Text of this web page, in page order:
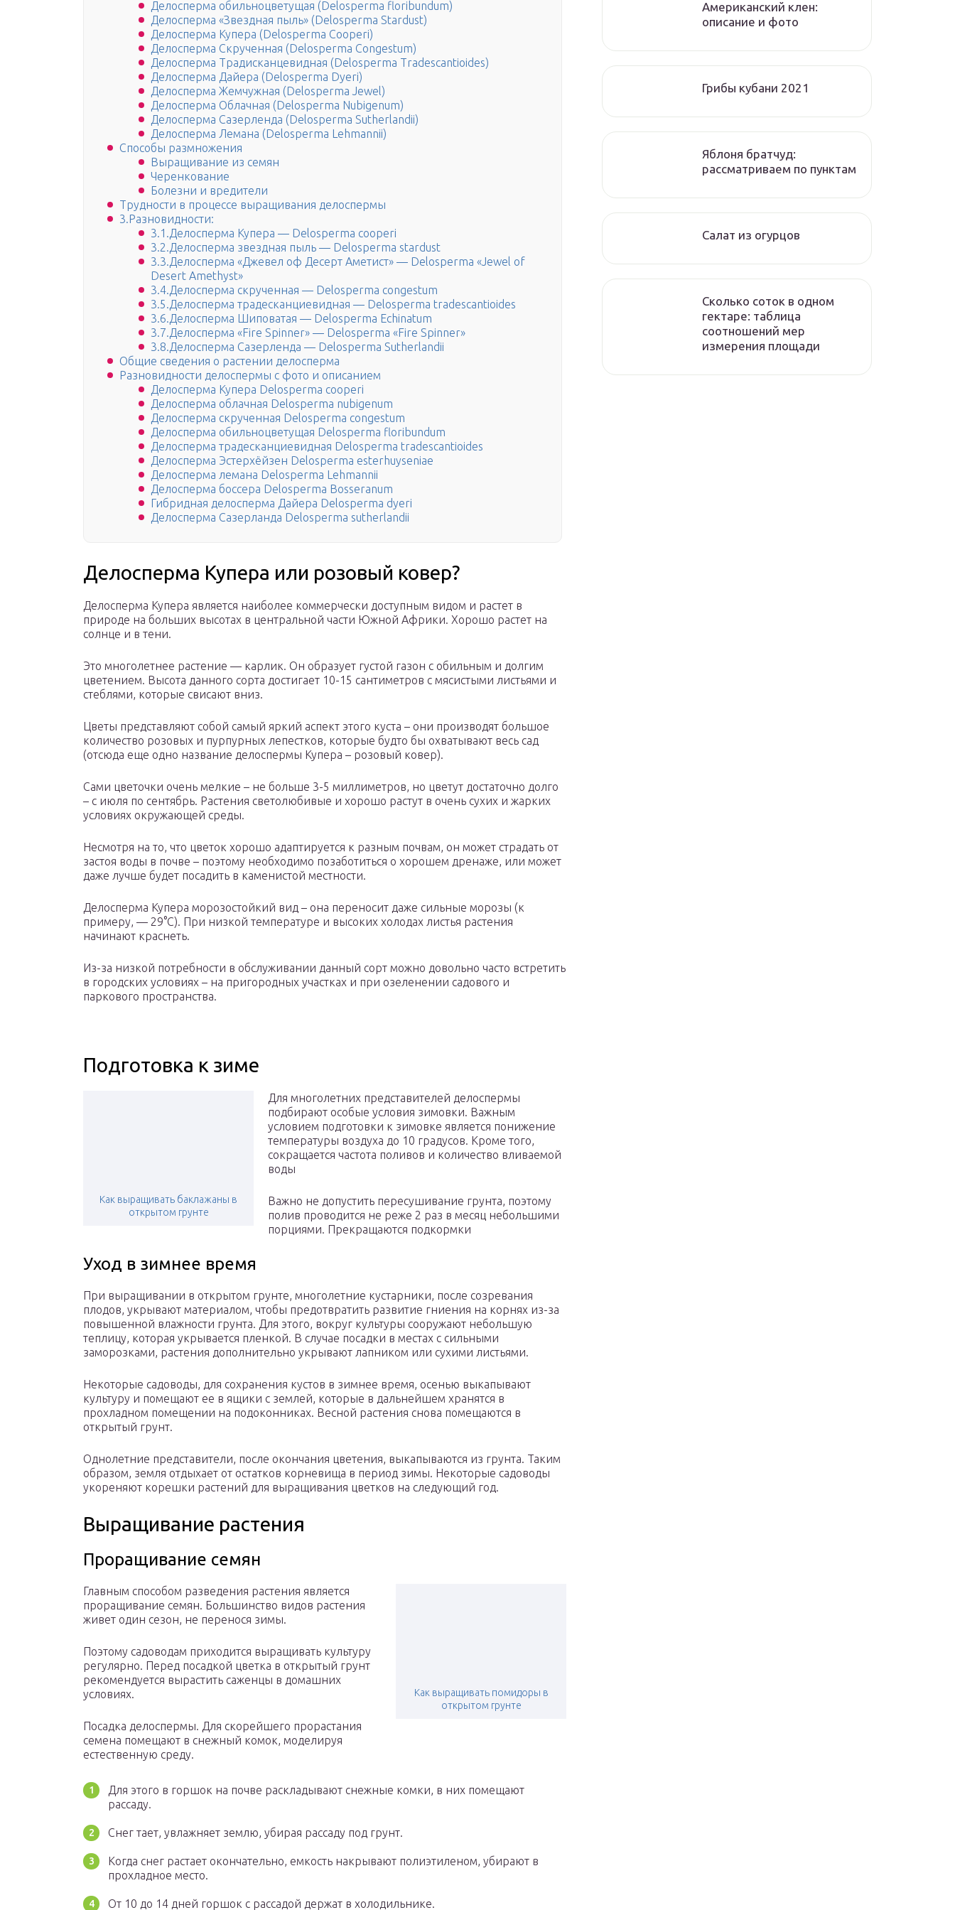
Делосперма обильноцветущая (Delosperma floribundum)
Делосперма «Звездная пыль» (Delosperma Stardust)
Делосперма Купера (Delosperma Cooperi)
Делосперма Скрученная (Delosperma Congestum)
Делосперма Традисканцевидная (Delosperma Tradescantioides)
Делосперма Дайера (Delosperma Dyeri)
Делосперма Жемчужная (Delosperma Jewel)
Делосперма Облачная (Delosperma Nubigenum)
Делосперма Сазерленда (Delosperma Sutherlandii)
Делосперма Лемана (Delosperma Lehmannii)
Способы размножения
Выращивание из семян
Черенкование
Болезни и вредители
Трудности в процессе выращивания делоспермы
3.Разновидности:
3.1.Делосперма Купера — Delosperma cooperi
3.2.Делосперма звездная пыль — Delosperma stardust
3.3.Делосперма «Джевел оф Десерт Аметист» — Delosperma «Jewel of
Desert Amethyst»
3.4.Делосперма скрученная — Delosperma congestum
3.5.Делосперма традесканциевидная — Delosperma tradescantioides
3.6.Делосперма Шиповатая — Delosperma Echinatum
3.7.Делосперма «Fire Spinner» — Delosperma «Fire Spinner»
3.8.Делосперма Сазерленда — Delosperma Sutherlandii
Общие сведения о растении делосперма
Разновидности делоспермы с фото и описанием
Делосперма Купера Delosperma cooperi
Делосперма облачная Delosperma nubigenum
Делосперма скрученная Delosperma congestum
Делосперма обильноцветущая Delosperma floribundum
Делосперма традесканциевидная Delosperma tradescantioides
Делосперма Эстерхёйзен Delosperma esterhuyseniae
Делосперма лемана Delosperma Lehmannii
Делосперма боссера Delosperma Bosseranum
Гибридная делосперма Дайера Delosperma dyeri
Делосперма Сазерланда Delosperma sutherlandii
Делосперма Купера или розовый ковер?
Делосперма Купера является наиболее коммерчески доступным видом и растет в
природе на больших высотах в центральной части Южной Африки. Хорошо растет на
солнце и в тени.
Это многолетнее растение — карлик. Он образует густой газон с обильным и долгим
цветением. Высота данного сорта достигает 10-15 сантиметров с мясистыми листьями и
стеблями, которые свисают вниз.
Цветы представляют собой самый яркий аспект этого куста – они производят большое
количество розовых и пурпурных лепестков, которые будто бы охватывают весь сад
(отсюда еще одно название делоспермы Купера – розовый ковер).
Сами цветочки очень мелкие – не больше 3-5 миллиметров, но цветут достаточно долго
– с июля по сентябрь. Растения светолюбивые и хорошо растут в очень сухих и жарких
условиях окружающей среды.
Несмотря на то, что цветок хорошо адаптируется к разным почвам, он может страдать от
застоя воды в почве – поэтому необходимо позаботиться о хорошем дренаже, или может
даже лучше будет посадить в каменистой местности.
Делосперма Купера морозостойкий вид – она переносит даже сильные морозы (к
примеру, — 29°С). При низкой температуре и высоких холодах листья растения
начинают краснеть.
Из-за низкой потребности в обслуживании данный сорт можно довольно часто встретить
в городских условиях – на пригородных участках и при озеленении садового и
паркового пространства.
Подготовка к зиме
Как выращивать баклажаны в
открытом грунте
Для многолетних представителей делоспермы
подбирают особые условия зимовки. Важным
условием подготовки к зимовке является понижение
температуры воздуха до 10 градусов. Кроме того,
сокращается частота поливов и количество вливаемой
воды
Важно не допустить пересушивание грунта, поэтому
полив проводится не реже 2 раз в месяц небольшими
порциями. Прекращаются подкормки
Уход в зимнее время
При выращивании в открытом грунте, многолетние кустарники, после созревания
плодов, укрывают материалом, чтобы предотвратить развитие гниения на корнях из-за
повышенной влажности грунта. Для этого, вокруг культуры сооружают небольшую
теплицу, которая укрывается пленкой. В случае посадки в местах с сильными
заморозками, растения дополнительно укрывают лапником или сухими листьями.
Некоторые садоводы, для сохранения кустов в зимнее время, осенью выкапывают
культуру и помещают ее в ящики с землей, которые в дальнейшем хранятся в
прохладном помещении на подоконниках. Весной растения снова помещаются в
открытый грунт.
Однолетние представители, после окончания цветения, выкапываются из грунта. Таким
образом, земля отдыхает от остатков корневища в период зимы. Некоторые садоводы
укореняют корешки растений для выращивания цветков на следующий год.
Выращивание растения
Проращивание семян
Как выращивать помидоры в
открытом грунте
Главным способом разведения растения является
проращивание семян. Большинство видов растения
живет один сезон, не перенося зимы.
Поэтому садоводам приходится выращивать культуру
регулярно. Перед посадкой цветка в открытый грунт
рекомендуется вырастить саженцы в домашних
условиях.
Посадка делоспермы. Для скорейшего прорастания
семена помещают в снежный комок, моделируя
естественную среду.
Для этого в горшок на почве раскладывают снежные комки, в них помещают
рассаду.
Снег тает, увлажняет землю, убирая рассаду под грунт.
Когда снег растает окончательно, емкость накрывают полиэтиленом, убирают в
прохладное место.
От 10 до 14 дней горшок с рассадой держат в холодильнике.
Американский клен:
описание и фото
Грибы кубани 2021
Яблоня братчуд:
рассматриваем по пунктам
Салат из огурцов
Сколько соток в одном
гектаре: таблица
соотношений мер
измерения площади